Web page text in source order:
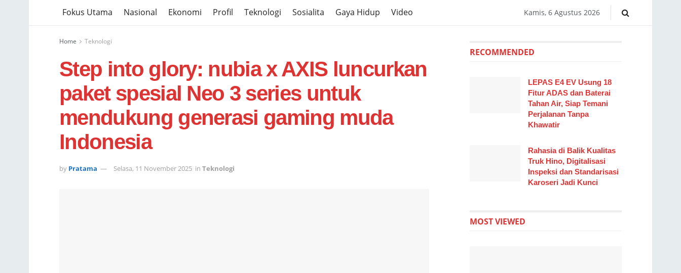
Fokus Utama Nasional Ekonomi Profil Teknologi Sosialita Gaya Hidup Video Kamis, 6 Agustus 2026
Home Teknologi
Step into glory: nubia x AXIS luncurkan
paket spesial Neo 3 series untuk
mendukung generasi gaming muda
Indonesia
by Pratama Selasa, 11 November 2025 in Teknologi
RECOMMENDED
LEPAS E4 EV Usung 18
Fitur ADAS dan Baterai
Tahan Air, Siap Temani
Perjalanan Tanpa
Khawatir
Rahasia di Balik Kualitas
Truk Hino, Digitalisasi
Inspeksi dan Standarisasi
Karoseri Jadi Kunci
MOST VIEWED